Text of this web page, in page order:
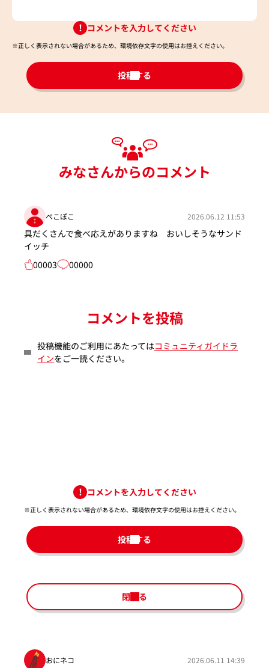
コメントを入力してください
※正しく表示されない場合があるため、環境依存文字の使用はお控えください。​
投稿する
みなさんからのコメント
ぺこぽこ 2026.06.12 11:53
具だくさんで食べ応えがありますね おいしそうなサンド
イッチ
00003
00000
コメントを投稿
投稿機能のご利用にあたってはコミュニティガイドラ
インをご一読ください。
コメントを入力してください
※正しく表示されない場合があるため、環境依存文字の使用はお控えください。​
投稿する
閉じる
おにネコ 2026.06.11 14:39